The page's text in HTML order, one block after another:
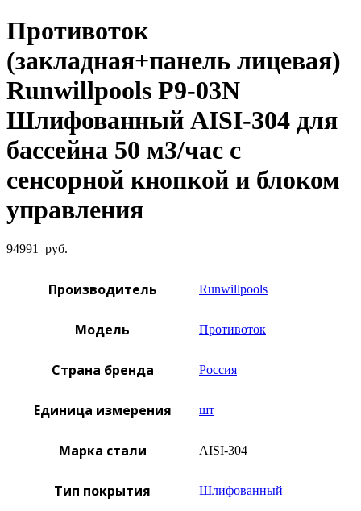
Противоток
(закладная+панель лицевая)
Runwillpools Р9-03N
Шлифованный AISI-304 для
бассейна 50 м3/час с
сенсорной кнопкой и блоком
управления
94991 руб.
Производитель Runwillpools
Модель Противоток
Страна бренда Россия
Единица измерения шт
Марка стали AISI-304
Тип покрытия Шлифованный